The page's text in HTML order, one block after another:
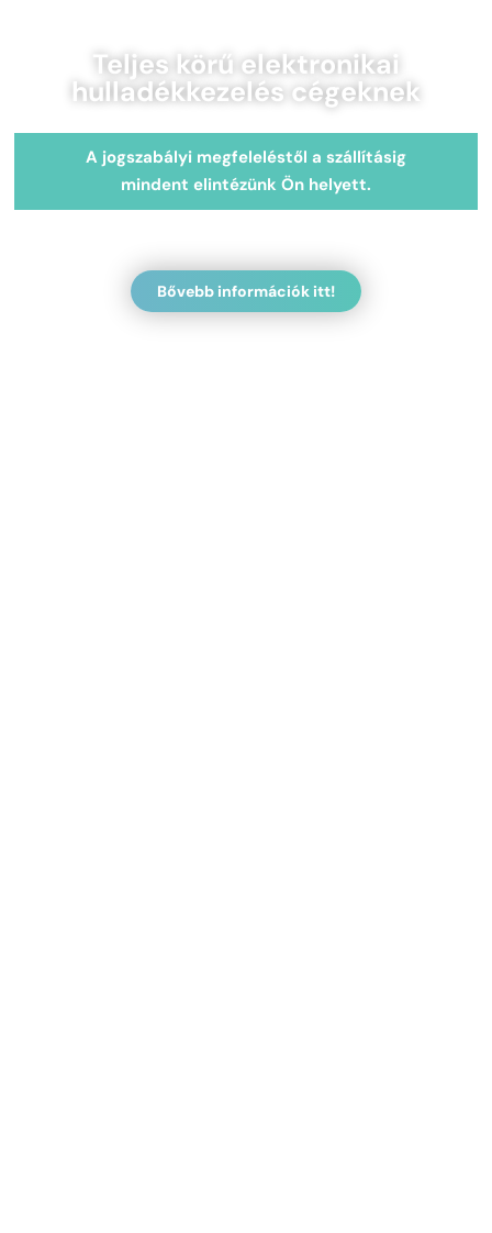
Teljes körű elektronikai
hulladékkezelés cégeknek
A jogszabályi megfeleléstől a szállításig
mindent elintézünk Ön helyett.
Bővebb információk itt!